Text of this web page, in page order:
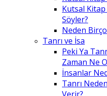
Kutsal Kitap
Söyler?
Neden
Tanrı ve İsa
Peki Ya
Zaman Ne
İnsanlar
Tanrı